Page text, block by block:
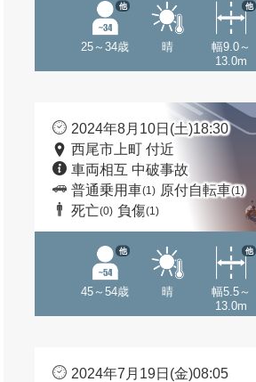
25～34歳
他
晴
幅9.0～
13.0m
他
2024年8月10日(土)18:30
西尾市上町 付近
車両相互 中破事故
普通乗用車(1) 原付自転車(1)
死亡(0) 負傷(1)
45～54歳
他
晴
幅5.5～
13.0m
他
2024年7月19日(金)08:05